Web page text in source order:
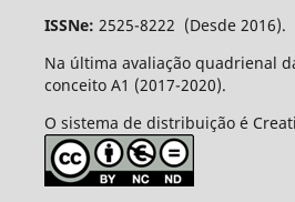
ISSNe: 2525-8222 (Desde 2016).
Na última avaliação quadrienal
conceito A1 (2017-2020).
O sistema de distribuição é